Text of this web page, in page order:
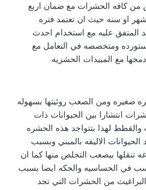
من كافه الحشرات مع ضمان اربع
او سنه حيث ان تعتمد فتره
المتفق عليه مع استخدام احدث
ومتخصصه في التعامل مع
مع المبيدات الحشريه
صغيره ومن الصعب روئيتها بسهوله
انتشارا بين الحيوانات ذات
والقطط لهذا بتتواجد هذه الحشره
الاليفه بالمبني وبسبب
تنقلها بيصعب التخلص منها كما ان
في الحساسيه والحكه ايضا بسبب
من الحشرات التي تجد